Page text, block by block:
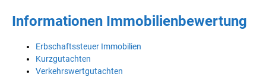
Informationen Immobilienbewertung
Erbschaftssteuer Immobilien
Kurzgutachten
Verkehrswertgutachten